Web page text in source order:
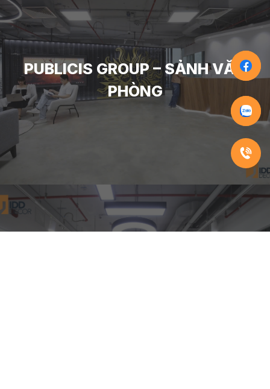
PUBLICIS GROUP – SẢNH VĂN
PHÒNG